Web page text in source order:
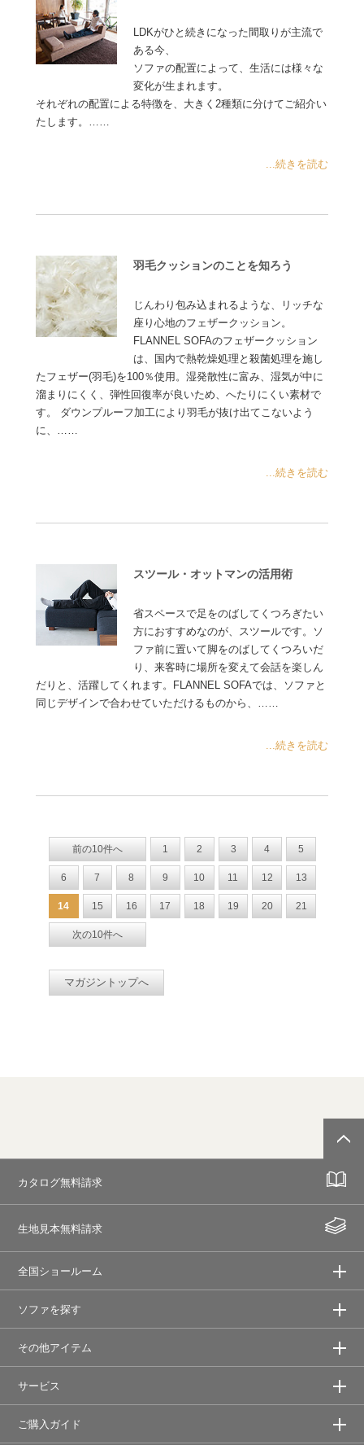
LDKがひと続きになった間取りが主流で
ある今、
ソファの配置によって、生活には様々な
変化が生まれます。
それぞれの配置による特徴を、大きく2種類に分けてご紹介い
たします。……
...続きを読む
羽毛クッションのことを知ろう
じんわり包み込まれるような、リッチな
座り心地のフェザークッション。
FLANNEL SOFAのフェザークッション
は、国内で熱乾燥処理と殺菌処理を施し
たフェザー(羽毛)を100％使用。湿発散性に富み、湿気が中に
溜まりにくく、弾性回復率が良いため、へたりにくい素材で
す。 ダウンプルーフ加工により羽毛が抜け出てこないよう
に、……
...続きを読む
スツール・オットマンの活用術
省スペースで足をのばしてくつろぎたい
方におすすめなのが、スツールです。ソ
ファ前に置いて脚をのばしてくつろいだ
り、来客時に場所を変えて会話を楽しん
だりと、活躍してくれます。FLANNEL SOFAでは、ソファと
同じデザインで合わせていただけるものから、……
...続きを読む
前の10件へ 1 2 3 4 5
6 7 8 9 10 11 12 13
14 15 16 17 18 19 20 21
次の10件へ
マガジントップへ
カタログ無料請求
生地見本無料請求
全国ショールーム
ソファを探す
その他アイテム
サービス
ご購入ガイド